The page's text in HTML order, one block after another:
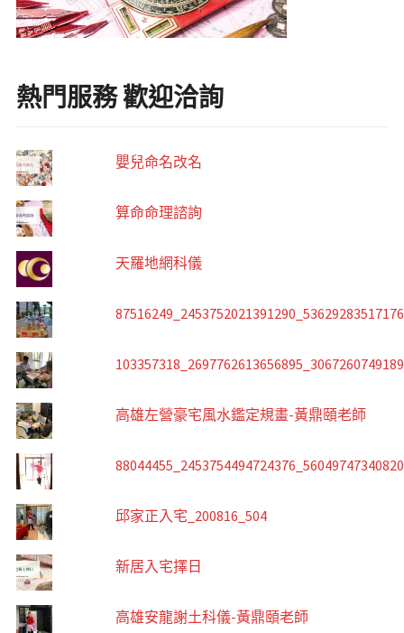
熱門服務 歡迎洽詢
嬰兒命名改名
算命命理諮詢
天羅地網科儀
高雄左營豪宅風水鑑定規畫-黃鼎頤老師
邱家正入宅_200816_504
新居入宅擇日
高雄安龍謝土科儀-黃鼎頤老師